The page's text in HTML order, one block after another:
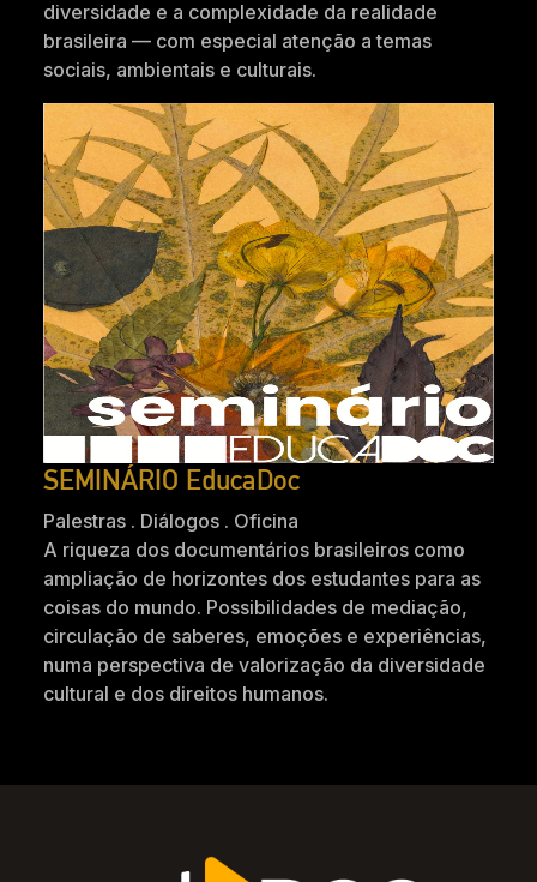
diversidade e a complexidade da realidade
brasileira — com especial atenção a temas
sociais, ambientais e culturais.
SEMINÁRIO EducaDoc
Palestras . Diálogos . Oficina
A riqueza dos documentários brasileiros como
ampliação de horizontes dos estudantes para as
coisas do mundo. Possibilidades de mediação,
circulação de saberes, emoções e experiências,
numa perspectiva de valorização da diversidade
cultural e dos direitos humanos.